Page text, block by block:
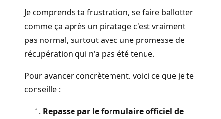
e
r
é
u
a
o
Je comprends ta frustration, se faire ballotter
comme ça après un piratage c'est vraiment
pas normal, surtout avec une promesse de
récupération qui n'a pas été tenue.
Pour avancer concrètement, voici ce que je te
conseille :
Repasse par le formulaire officiel de